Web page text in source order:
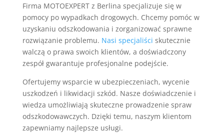
Firma MOTOEXPERT z Berlina specjalizuje się w
pomocy po wypadkach drogowych. Chcemy pomóc w
uzyskaniu odszkodowania i zorganizować sprawne
rozwiązanie problemu. Nasi specjaliści skutecznie
walczą o prawa swoich klientów, a doświadczony
zespół gwarantuje profesjonalne podejście.
Ofertujemy wsparcie w ubezpieczeniach, wycenie
uszkodzeń i likwidacji szkód. Nasze doświadczenie i
wiedza umożliwiają skuteczne prowadzenie spraw
odszkodowawczych. Dzięki temu, naszym klientom
zapewniamy najlepsze usługi.